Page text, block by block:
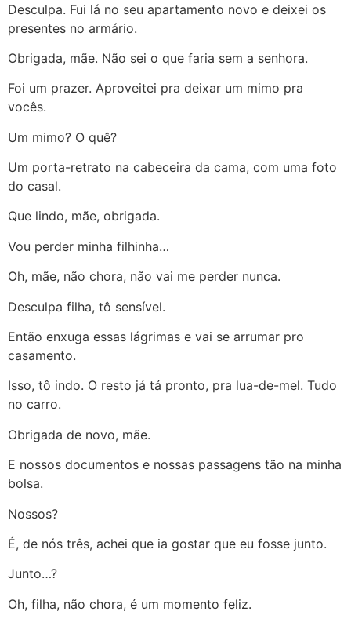
Desculpa. Fui lá no seu apartamento novo e deixei os
presentes no armário.
Obrigada, mãe. Não sei o que faria sem a senhora.
Foi um prazer. Aproveitei pra deixar um mimo pra
vocês.
Um mimo? O quê?
Um porta-retrato na cabeceira da cama, com uma foto
do casal.
Que lindo, mãe, obrigada.
Vou perder minha filhinha…
Oh, mãe, não chora, não vai me perder nunca.
Desculpa filha, tô sensível.
Então enxuga essas lágrimas e vai se arrumar pro
casamento.
Isso, tô indo. O resto já tá pronto, pra lua-de-mel. Tudo
no carro.
Obrigada de novo, mãe.
E nossos documentos e nossas passagens tão na minha
bolsa.
Nossos?
É, de nós três, achei que ia gostar que eu fosse junto.
Junto…?
Oh, filha, não chora, é um momento feliz.